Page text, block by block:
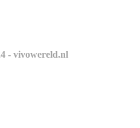
- vivowereld.nl